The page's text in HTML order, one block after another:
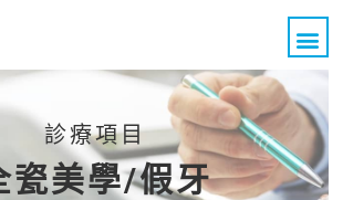
診療項目
瓷美學/假牙